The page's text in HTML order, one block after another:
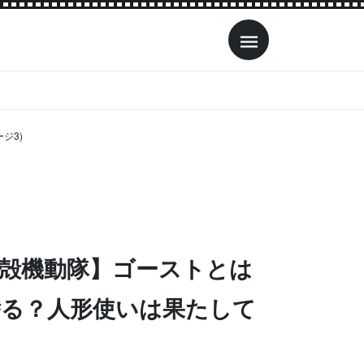
ジ3)
機動隊】ゴーストとは
？人形使いは果たして